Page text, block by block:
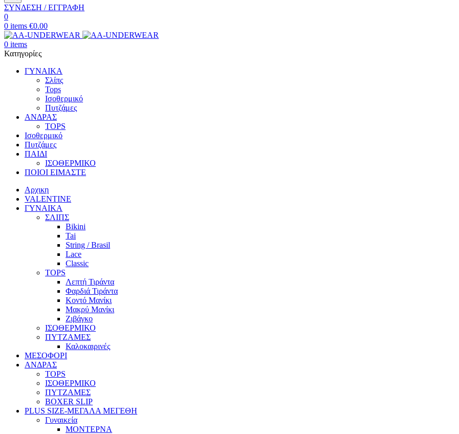
ΣΥΝΔΕΣΗ / ΕΓΓΡΑΦΗ
0
0 items €0.00
0 items
Κατηγορίες
ΓΥΝΑΙΚΑ
Σλίπς
Tops
Ισοθερμικό
Πυτζάμες
ΑΝΔΡΑΣ
TOPS
Ισοθερμικό
Πυτζάμες
ΠΑΙΔΙ
ΙΣΟΘΕΡΜΙΚΟ
ΠΟΙΟΙ ΕΙΜΑΣΤΕ
Αρχικη
VALENTINE
ΓΥΝΑΙΚΑ
ΣΛΙΠΣ
Bikini
Tai
String / Brasil
Lace
Classic
TOPS
Λεπτή Τιράντα
Φαρδιά Τιράντα
Κοντό Μανίκι
Μακρύ Μανίκι
Ζιβάγκο
ΙΣΟΘΕΡΜΙΚΟ
ΠΥΤΖΑΜΕΣ
Καλοκαιρινές
ΜΕΣΟΦΟΡΙ
ΑΝΔΡΑΣ
TOPS
ΙΣΟΘΕΡΜΙΚΟ
ΠΥΤΖΑΜΕΣ
BOXER SLIP
PLUS SIZE-ΜΕΓΑΛΑ ΜΕΓΕΘΗ
Γυναικεία
ΜΟΝΤΕΡΝΑ